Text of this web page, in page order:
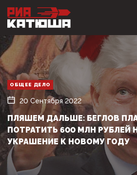
ОБЩЕЕ ДЕЛО
20 Сентября 2022
ПЛЯШЕМ ДАЛЬШЕ: БЕГЛОВ
ПОТРАТИТЬ 600 МЛН РУБЛЕЙ
УКРАШЕНИЕ К НОВОМУ ГОДУ